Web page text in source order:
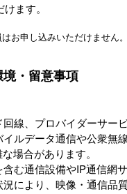
ます。
お申し込みいただけません
・留意事項
線、プロバイダーサー
ルデータ通信や公衆無
場合があります。
む通信設備やIP通信網サ
により、映像・通信品